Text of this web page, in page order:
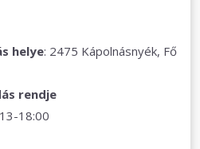
helye: 2475 Kápolnásnyék, Fő
rendje
18:00